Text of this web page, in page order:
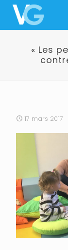
« Les
17 mars 2017